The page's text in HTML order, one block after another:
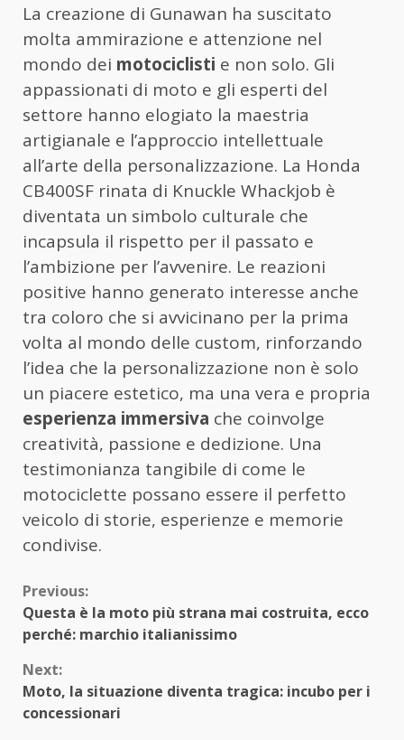
La creazione di Gunawan ha suscitato
molta ammirazione e attenzione nel
mondo dei motociclisti e non solo. Gli
appassionati di moto e gli esperti del
settore hanno elogiato la maestria
artigianale e l’approccio intellettuale
all’arte della personalizzazione. La Honda
CB400SF rinata di Knuckle Whackjob è
diventata un simbolo culturale che
incapsula il rispetto per il passato e
l’ambizione per l’avvenire. Le reazioni
positive hanno generato interesse anche
tra coloro che si avvicinano per la prima
volta al mondo delle custom, rinforzando
l’idea che la personalizzazione non è solo
un piacere estetico, ma una vera e propria
esperienza immersiva che coinvolge
creatività, passione e dedizione. Una
testimonianza tangibile di come le
motociclette possano essere il perfetto
veicolo di storie, esperienze e memorie
condivise.
Continue
Reading
Previous:
Questa è la moto più strana mai costruita, ecco
perché: marchio italianissimo
Next:
Moto, la situazione diventa tragica: incubo per i
concessionari